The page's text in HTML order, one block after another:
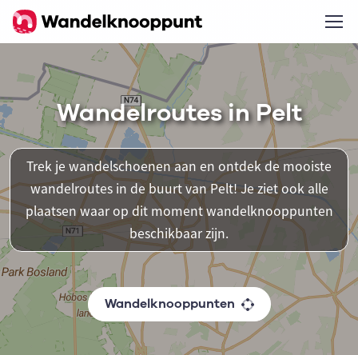
Wandelroutes in Pelt
Trek je wandelschoenen aan en ontdek de mooiste
wandelroutes in de buurt van Pelt! Je ziet ook alle
plaatsen waar op dit moment wandelknooppunten
beschikbaar zijn.
Wandelknooppunten